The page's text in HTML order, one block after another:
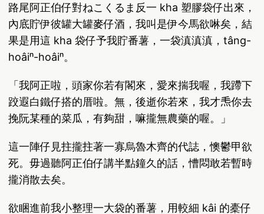
路尾阿正伯仔對ねこくるま反一 kha 塑膠袋仔出來，
內底貯伊彼罐大罐麥仔酒，我叫是伊今馬欲啉矣，結
果是用這 kha 袋仔予我貯番薯，一袋滇滇滇，tâng-
hoâiⁿ-hoâiⁿ。
「我阿正啦，頭家你若有閣來，愛來揣我喔，我蹛下
跤遐白鐵仔搭的厝啦。無，後逝你若來，我才𤆬你去
挽阮某種的菜瓜，有夠甜，嘛攏無農藥的喔。」
這一陣仔見拄攏拄著一寡烏魯木齊的代誌，懊鬱甲欲
死。毋過聽阿正伯仔講半點鐘久的話，慒悶敢若暫時
攏消散去矣。
欲睏進前我小整理一大袋的番薯，用較細 kâi 的橐仔